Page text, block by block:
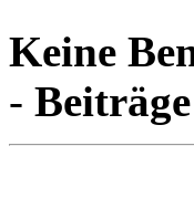
Keine
-